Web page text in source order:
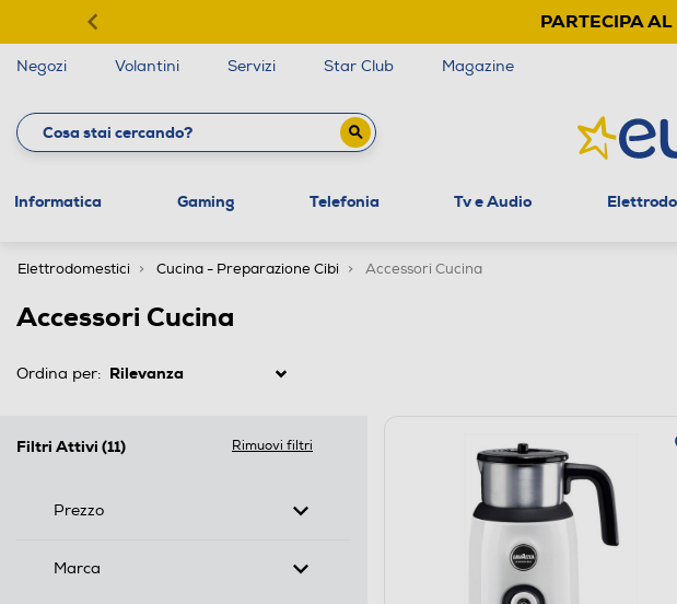
PARTECIPA
Negozi Volantini Servizi Star Club Magazine
Informatica Gaming Telefonia Tv e Audio
Elettrodomestici Cucina - Preparazione Cibi Accessori Cucina
Accessori Cucina
Ordina per:
Filtri Attivi (11) Rimuovi filtri
Prezzo
Marca